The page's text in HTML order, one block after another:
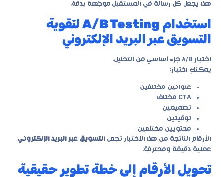
هذا يجعل كل رسالة في المستقبل موجّهة بدقة.
استخدام A/B Testing لتقوية
التسويق عبر البريد الإلكتروني
اختبار A/B جزء أساسي من التحليل.
يمكنكِ اختبار:
عنوانين مختلفين
CTA مختلف
تصميمين
توقيتين
محتويين مختلفين
الأرقام الناتجة من هذا الاختبار تجعل التسويق عبر البريد الإلكتروني
عملية دقيقة ومحترفة.
تحويل الأرقام إلى خطة تطوير حقيقية